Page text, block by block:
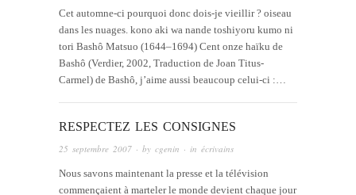
Cet automne-ci pourquoi donc dois-je vieillir ? oiseau
dans les nuages. kono aki wa nande toshiyoru kumo ni
tori Bashô Matsuo (1644–1694) Cent onze haïku de
Bashô (Verdier, 2002, Traduction de Joan Titus-
Carmel) de Bashô, j’aime aussi beaucoup celui-ci :…
RESPECTEZ LES CONSIGNES
25 septembre 2007 · by cgenin · in écrivains
Nous savons maintenant la presse et la télévision
commençaient à marteler le monde devient chaque jour